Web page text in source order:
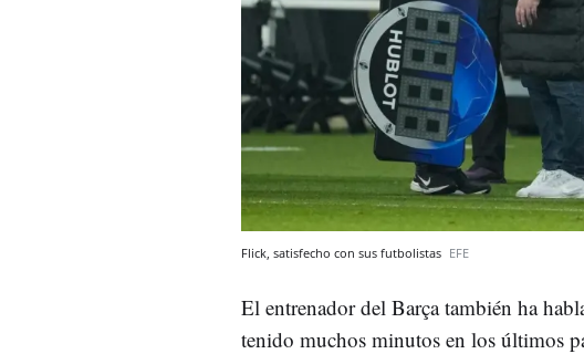
Flick, satisfecho con sus futbolistas EFE
El entrenador del Barça también ha
tenido muchos minutos en los últimos